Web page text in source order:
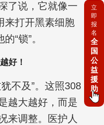
了说，它就像一
来打开黑素细胞
“锁”。
好！
不及”。这照308
越大越好，而是
来调整。医护人
立
即
报
名
全
国
公
益
援
助